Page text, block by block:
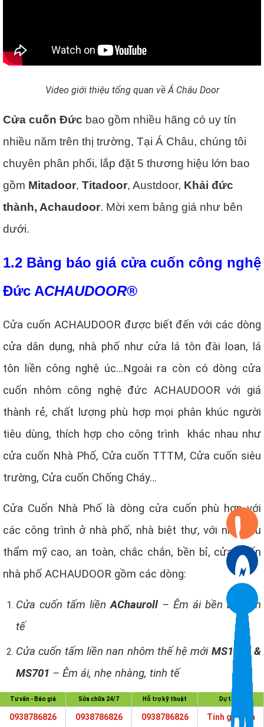
Video giới thiệu tổng quan về Á Châu Door
Cửa cuốn Đức bao gồm nhiều hãng có uy tín
nhiều năm trên thị trường, Tại Á Châu, chúng tôi
chuyên phân phối, lắp đặt 5 thương hiệu lớn bao
gồm Mitadoor, Titadoor, Austdoor, Khải đức
thành, Achaudoor. Mời xem bảng giá như bên
dưới.
1.2 Bảng báo giá cửa cuốn công nghệ
Đức ACHAUDOOR®
Cửa cuốn ACHAUDOOR được biết đến với các dòng
cửa dân dụng, nhà phố như cửa lá tôn đài loan, lá
tôn liền công nghệ úc…Ngoài ra còn có dòng cửa
cuốn nhôm công nghệ đức ACHAUDOOR với giá
thành rẻ, chất lượng phù hợp mọi phân khúc người
tiêu dùng, thích hợp cho công trình khác nhau như
cửa cuốn Nhà Phố, Cửa cuốn TTTM, Cửa cuốn siêu
trường, Cửa cuốn Chống Cháy…
Cửa Cuốn Nhà Phố là dòng cửa cuốn phù hợp với
các công trình ở nhà phố, nhà biệt thự, với nhu cầu
thẩm mỹ cao, an toàn, chắc chắn, bền bỉ, cửa cuốn
nhà phố ACHAUDOOR gồm các dòng:
Cửa cuốn tấm liềnAChauroll – Êm ái bền bỉ, kinh
tế
Cửa cuốn tấm liền nan nhôm thế hệ mới MS1075 &
MS701 – Êm ái, nhẹ nhàng, tinh tế
Cửa cuốn khe thoáng
AChauAlumi Standard
Chuyên dụng cho cửa có diện tích dưới 15 m2
Tư vấn - Báo giá
0938786826
Sửa chữa 24/7
0938786826
Hỗ trợ kỹ thuật
0938786826
Dự toán
Tính giá cửa